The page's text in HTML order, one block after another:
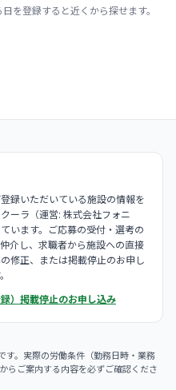
を登録すると近くから探せます。
録いただいている施設の情報を
ーラ（運営: 株式会社フォニ
います。ご応募の受付・選考の
介し、求職者から施設への直接
修正、または掲載停止のお申し
） 掲載停止のお申し込み
す。実際の労働条件（勤務日時・業務
らご案内する内容を必ずご確認くださ